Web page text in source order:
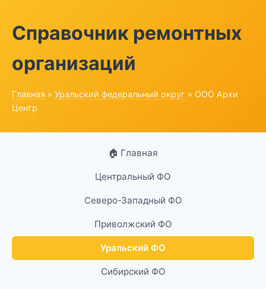
Справочник ремонтных
организаций
Главная » Уральский федеральный округ » ООО Архи
Центр
🏠 Главная
Центральный ФО
Северо-Западный ФО
Приволжский ФО
Уральский ФО
Сибирский ФО